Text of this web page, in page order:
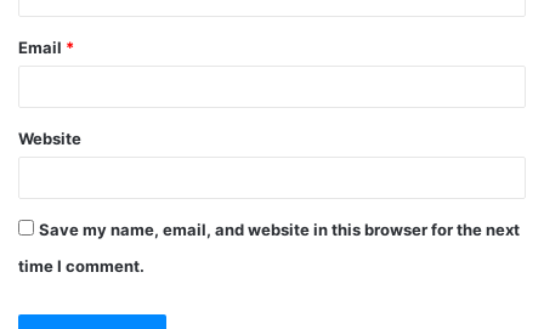
Email *
Website
Save my name, email, and website in this browser for the next
time I comment.